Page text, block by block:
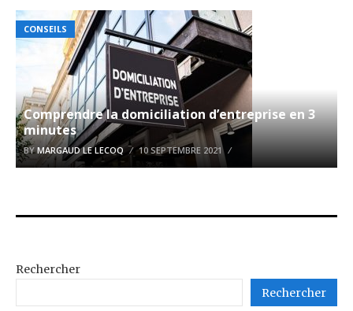
CONSEILS
Comprendre la domiciliation d’entreprise en 3
minutes
BYMARGAUD LE LECOQ 10 SEPTEMBRE 2021
Rechercher
Rechercher